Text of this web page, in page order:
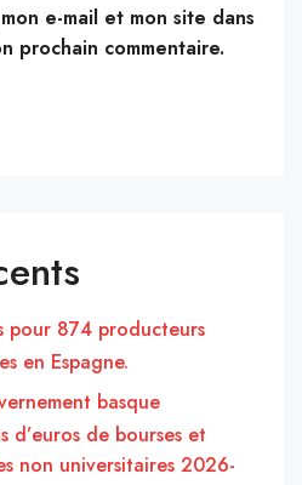
e-mail et mon site dans
prochain commentaire.
pour 874 producteurs
en Espagne.
basque
d’euros de bourses et
non universitaires 2026-